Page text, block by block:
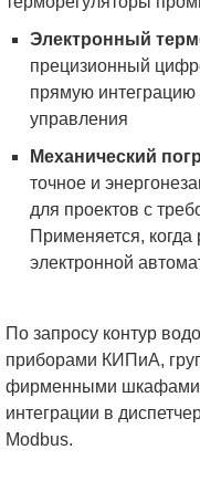
Электронный
прецизионный
прямую
управления
Механический
точное и
для проектов с
Применяется,
электронной
По запросу контур
приборами КИПиА,
фирменными шкафами
интеграции в
Modbus.